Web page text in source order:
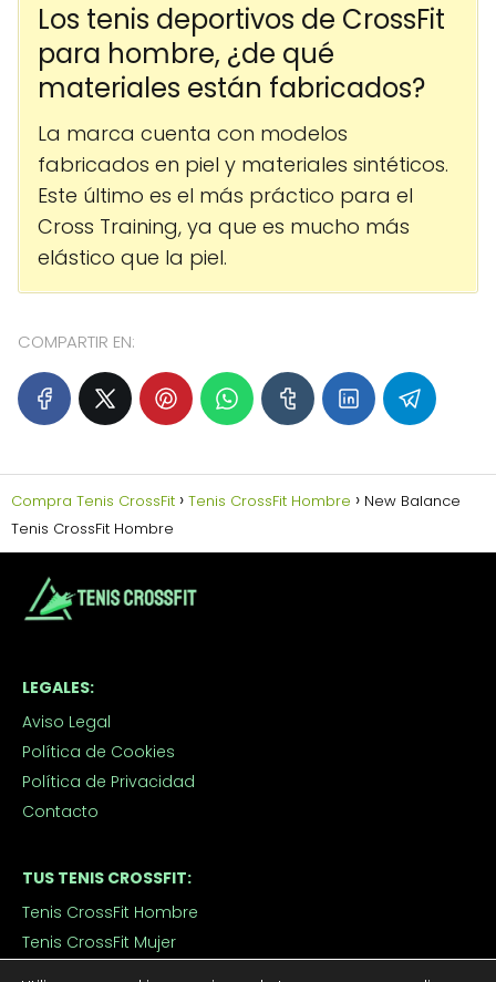
Los tenis deportivos de CrossFit
para hombre, ¿de qué
materiales están fabricados?
La marca cuenta con modelos
fabricados en piel y materiales sintéticos.
Este último es el más práctico para el
Cross Training, ya que es mucho más
elástico que la piel.
COMPARTIR EN:
Compra Tenis CrossFit Tenis CrossFit Hombre
New Balance
Tenis CrossFit Hombre
LEGALES:
Aviso Legal
Política de Cookies
Política de Privacidad
Contacto
TUS TENIS CROSSFIT:
Tenis CrossFit Hombre
Tenis CrossFit Mujer